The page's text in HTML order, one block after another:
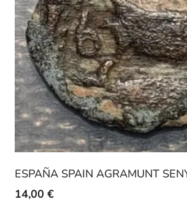
ESPAÑA SPAIN AGRAMUNT
14,00 €